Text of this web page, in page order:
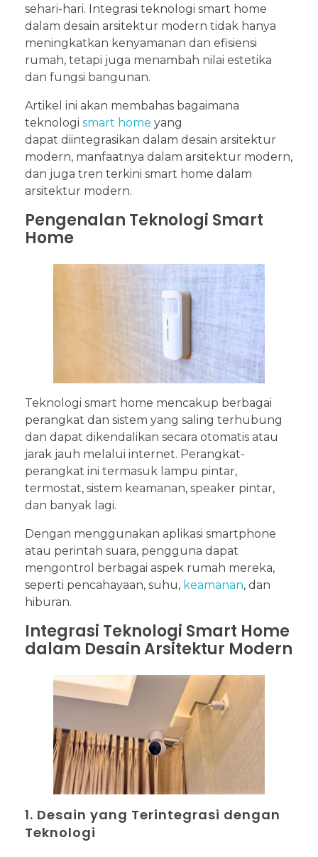
sehari-hari. Integrasi teknologi smart home
dalam desain arsitektur modern tidak hanya
meningkatkan kenyamanan dan efisiensi
rumah, tetapi juga menambah nilai estetika
dan fungsi bangunan.
Artikel ini akan membahas bagaimana
teknologi smart home yang
dapat diintegrasikan dalam desain arsitektur
modern, manfaatnya dalam arsitektur modern,
dan juga tren terkini smart home dalam
arsitektur modern.
Pengenalan Teknologi Smart
Home
Teknologi smart home mencakup berbagai
perangkat dan sistem yang saling terhubung
dan dapat dikendalikan secara otomatis atau
jarak jauh melalui internet. Perangkat-
perangkat ini termasuk lampu pintar,
termostat, sistem keamanan, speaker pintar,
dan banyak lagi.
Dengan menggunakan aplikasi smartphone
atau perintah suara, pengguna dapat
mengontrol berbagai aspek rumah mereka,
seperti pencahayaan, suhu, keamanan, dan
hiburan.
Integrasi Teknologi Smart Home
dalam Desain Arsitektur Modern
1. Desain yang Terintegrasi dengan
Teknologi